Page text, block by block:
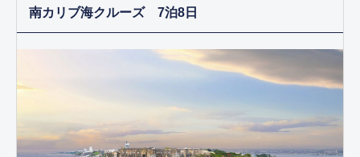
南カリブ海クルーズ 7泊8日